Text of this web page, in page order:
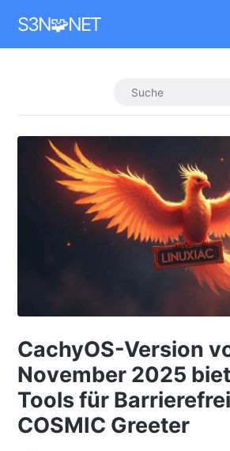
S3N🧩NET
CachyOS-Version
November 2025
Tools für
COSMIC Greeter